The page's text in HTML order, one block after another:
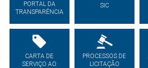
PORTAL DA
TRANSPARÊNCIA
SIC
CARTA DE
SERVIÇO AO
PROCESSOS DE
LICITAÇÃO